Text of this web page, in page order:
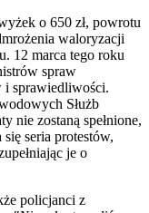
o 650 zł, powrotu
waloryzacji
12 marca tego roku
spraw
i sprawiedliwości.
Służb
nie zostaną spełnione,
się seria protestów,
je o
policjanci z